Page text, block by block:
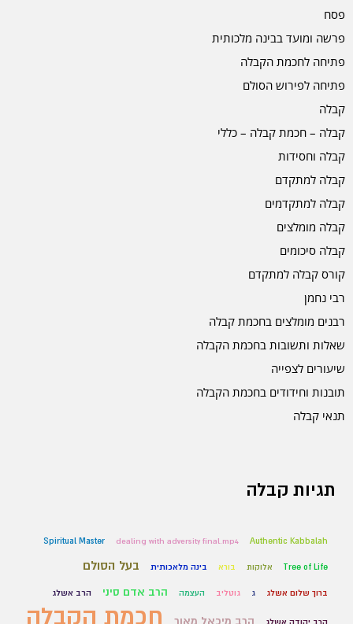
פסח
פרשה ומועד בבינה מלכותית
פתיחה לחכמת הקבלה
פתיחה לפירוש הסולם
קבלה
קבלה – חכמת קבלה – כללי
קבלה וחסידות
קבלה למתקדם
קבלה למתקדמים
קבלה מומלצים
קבלה סיכומים
קורס קבלה למתקדם
רבי נחמן
רבנים מומלצים בחכמת קבלה
שאלות ותשובות בחכמת הקבלה
שיעורים לצפייה
תובנות וחידודים בחכמת הקבלה
תנאי קבלה
תגיות קבלה
Authentic Kabbalah
dealing with adversity final.mp4
Spiritual Master
Tree of Life אלוקות בורא בינה מלאכותית בעל הסולם
ברוך שלום אשלג ג גוטליב העצמה הרב אדם סיני הרב אשלג
חכמת הקבלה